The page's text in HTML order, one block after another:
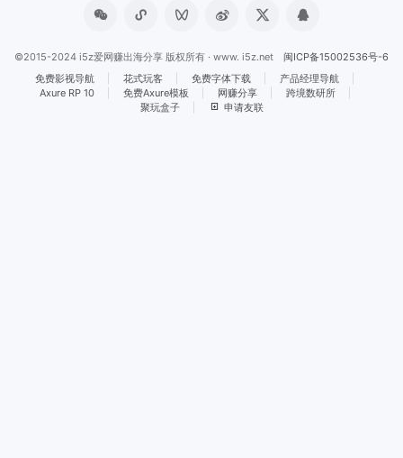
©2015-2024 i5z爱网赚出海分享 版权所有 · www. i5z.net 闽ICP备15002536号-6
免费影视导航
花式玩客 免费字体下载
产品经理导航
Axure RP 10
免费Axure模板 网赚分享
跨境数研所
聚玩盒子
申请友联